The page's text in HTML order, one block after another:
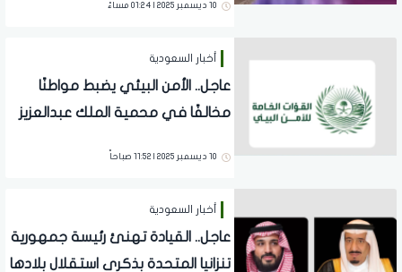
10 ديسمبر 2025 | 01:24 مساءً
أخبار السعودية
عاجل.. الأمن البيئي يضبط مواطنًا
مخالفًا في محمية الملك عبدالعزيز
10 ديسمبر 2025 | 11:52 صباحاً
أخبار السعودية
عاجل.. القيادة تهنئ رئيسة جمهورية
تنزانيا المتحدة بذكرى استقلال بلادها